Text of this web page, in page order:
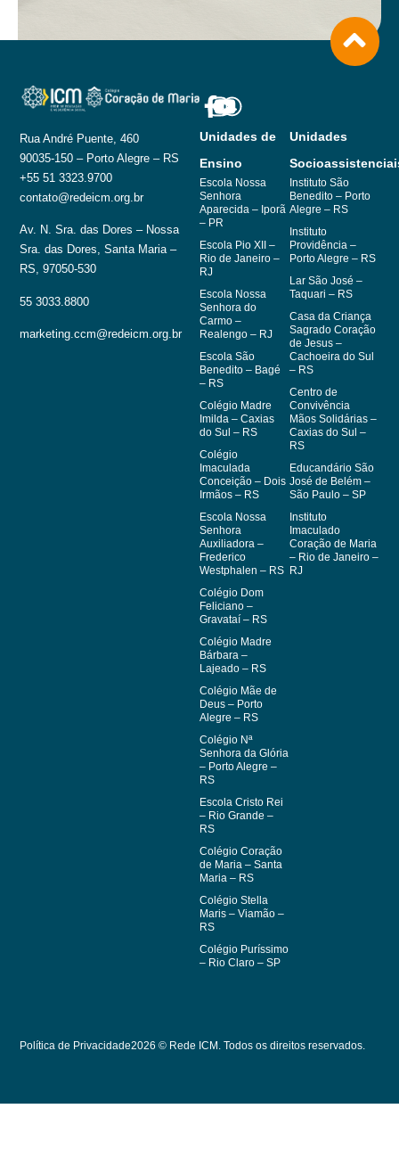
Rua André Puente, 460
90035-150 – Porto Alegre – RS
+55 51 3323.9700
contato@redeicm.org.br
Av. N. Sra. das Dores – Nossa
Sra. das Dores, Santa Maria –
RS, 97050-530
55 3033.8800
marketing.ccm@redeicm.org.br
Unidades de
Ensino
Escola Nossa
Senhora
Aparecida – Iporã
– PR
Escola Pio XII –
Rio de Janeiro –
RJ
Escola Nossa
Senhora do
Carmo –
Realengo – RJ
Escola São
Benedito – Bagé
– RS
Colégio Madre
Imilda – Caxias
do Sul – RS
Colégio
Imaculada
Conceição – Dois
Irmãos – RS
Escola Nossa
Senhora
Auxiliadora –
Frederico
Westphalen – RS
Colégio Dom
Feliciano –
Gravataí – RS
Colégio Madre
Bárbara –
Lajeado – RS
Colégio Mãe de
Deus – Porto
Alegre – RS
Colégio Nª
Senhora da Glória
– Porto Alegre –
RS
Escola Cristo Rei
– Rio Grande –
RS
Colégio Coração
de Maria – Santa
Maria – RS
Colégio Stella
Maris – Viamão –
RS
Colégio Puríssimo
– Rio Claro – SP
Unidades
Instituto São
Benedito – Porto
Alegre – RS
Instituto
Providência –
Porto Alegre – RS
Lar São José –
Taquari – RS
Casa da Criança
Sagrado Coração
de Jesus –
Cachoeira do Sul
– RS
Centro de
Convivência
Mãos Solidárias –
Caxias do Sul –
RS
Educandário São
José de Belém –
São Paulo – SP
Instituto
Imaculado
Coração de Maria
– Rio de Janeiro –
RJ
Política de Privacidade2026 © Rede ICM. Todos os direitos reservados.